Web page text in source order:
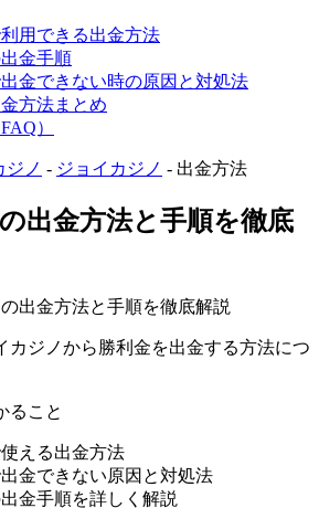
用できる出金方法
金手順
金できない時の原因と対処法
方法まとめ
）
ジノ - ジョイカジノ - 出金方法
出金方法と手順を徹底
カジノから勝利金を出金する方法につ
ること
える出金方法
金できない原因と対処法
金手順を詳しく解説